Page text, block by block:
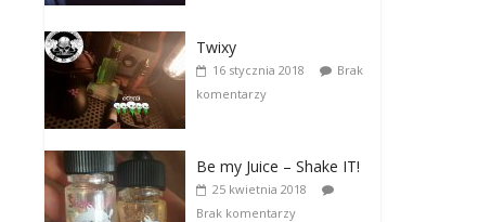
Twixy
16 stycznia 2018
Brak
komentarzy
Be my Juice – Shake IT!
25 kwietnia 2018
Brak komentarzy